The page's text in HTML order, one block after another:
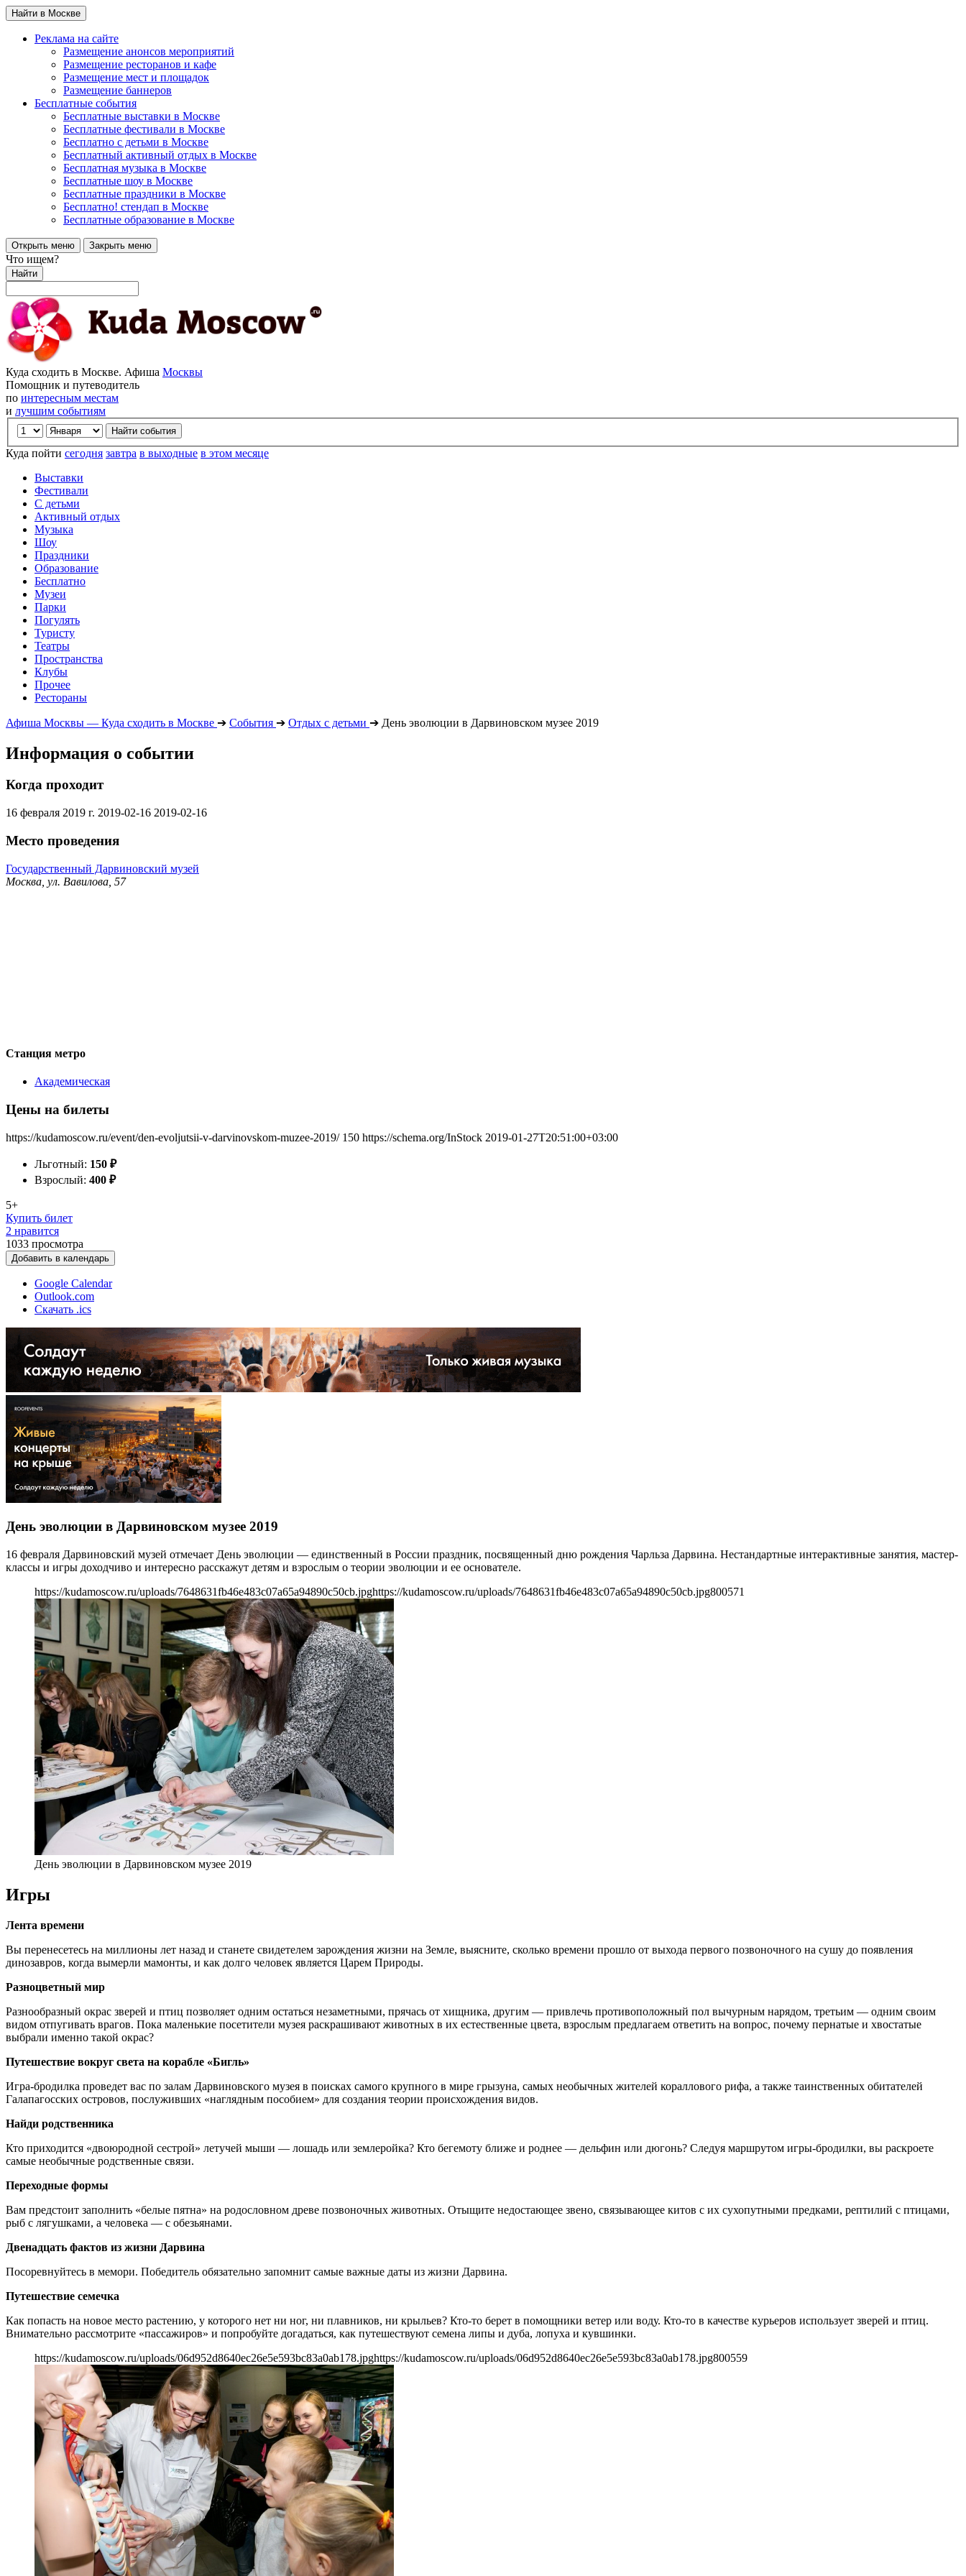
Найти в Москве
Реклама на сайте
Размещение анонсов мероприятий
Размещение ресторанов и кафе
Размещение мест и площадок
Размещение баннеров
Бесплатные события
Бесплатные выставки в Москве
Бесплатные фестивали в Москве
Бесплатно с детьми в Москве
Бесплатный активный отдых в Москве
Бесплатная музыка в Москве
Бесплатные шоу в Москве
Бесплатные праздники в Москве
Бесплатно! стендап в Москве
Бесплатные образование в Москве
Открыть меню Закрыть меню
Что ищем?
Найти
Куда сходить в Москве. Афиша Москвы
Помощник и путеводитель
по интересным местам
и лучшим событиям
Куда пойти сегодня завтра в выходные в этом месяце
Выставки
Фестивали
С детьми
Активный отдых
Музыка
Шоу
Праздники
Образование
Бесплатно
Музеи
Парки
Погулять
Туристу
Театры
Пространства
Клубы
Прочее
Рестораны
Афиша Москвы — Куда сходить в Москве ➔ События ➔ Отдых с детьми ➔ День эволюции в Дарвиновском музее 2019
Информация о событии
Когда проходит
16 февраля 2019 г. 2019-02-16 2019-02-16
Место проведения
Государственный Дарвиновский музей
Москва, ул. Вавилова, 57
Станция метро
Академическая
Цены на билеты
https://kudamoscow.ru/event/den-evoljutsii-v-darvinovskom-muzee-2019/ 150 https://schema.org/InStock 2019-01-27T20:51:00+03:00
Льготный: 150 ₽
Взрослый: 400 ₽
5+
Купить билет
2 нравится
1033 просмотра
Добавить в календарь
Google Calendar
Outlook.com
Скачать .ics
День эволюции в Дарвиновском музее 2019
16 февраля Дарвиновский музей отмечает День эволюции — единственный в России праздник, посвященный дню рождения Чарльза Дарвина. Нестандартные интерактивные занятия, мастер-
классы и игры доходчиво и интересно расскажут детям и взрослым о теории эволюции и ее основателе.
https://kudamoscow.ru/uploads/7648631fb46e483c07a65a94890c50cb.jpghttps://kudamoscow.ru/uploads/7648631fb46e483c07a65a94890c50cb.jpg800571
День эволюции в Дарвиновском музее 2019
Игры
Лента времени
Вы перенесетесь на миллионы лет назад и станете свидетелем зарождения жизни на Земле, выясните, сколько времени прошло от выхода первого позвоночного на сушу до появления
динозавров, когда вымерли мамонты, и как долго человек является Царем Природы.
Разноцветный мир
Разнообразный окрас зверей и птиц позволяет одним остаться незаметными, прячась от хищника, другим — привлечь противоположный пол вычурным нарядом, третьим — одним своим
видом отпугивать врагов. Пока маленькие посетители музея раскрашивают животных в их естественные цвета, взрослым предлагаем ответить на вопрос, почему пернатые и хвостатые
выбрали именно такой окрас?
Путешествие вокруг света на корабле «Бигль»
Игра-бродилка проведет вас по залам Дарвиновского музея в поисках самого крупного в мире грызуна, самых необычных жителей кораллового рифа, а также таинственных обитателей
Галапагосских островов, послуживших «наглядным пособием» для создания теории происхождения видов.
Найди родственника
Кто приходится «двоюродной сестрой» летучей мыши — лошадь или землеройка? Кто бегемоту ближе и роднее — дельфин или дюгонь? Следуя маршрутом игры-бродилки, вы раскроете
самые необычные родственные связи.
Переходные формы
Вам предстоит заполнить «белые пятна» на родословном древе позвоночных животных. Отыщите недостающее звено, связывающее китов с их сухопутными предками, рептилий с птицами,
рыб с лягушками, а человека — с обезьянами.
Двенадцать фактов из жизни Дарвина
Посоревнуйтесь в мемори. Победитель обязательно запомнит самые важные даты из жизни Дарвина.
Путешествие семечка
Как попасть на новое место растению, у которого нет ни ног, ни плавников, ни крыльев? Кто-то берет в помощники ветер или воду. Кто-то в качестве курьеров использует зверей и птиц.
Внимательно рассмотрите «пассажиров» и попробуйте догадаться, как путешествуют семена липы и дуба, лопуха и кувшинки.
https://kudamoscow.ru/uploads/06d952d8640ec26e5e593bc83a0ab178.jpghttps://kudamoscow.ru/uploads/06d952d8640ec26e5e593bc83a0ab178.jpg800559